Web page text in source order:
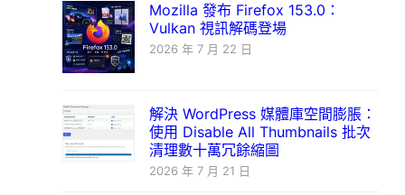
Mozilla 發布 Firefox 153.0：
Vulkan 視訊解碼登場
2026 年 7 月 22 日
解決 WordPress 媒體庫空間膨脹：
使用 Disable All Thumbnails 批次
清理數十萬冗餘縮圖
2026 年 7 月 21 日